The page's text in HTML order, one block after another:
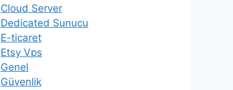
Cloud Server
Dedicated Sunucu
E-ticaret
Etsy Vps
Genel
Güvenlik